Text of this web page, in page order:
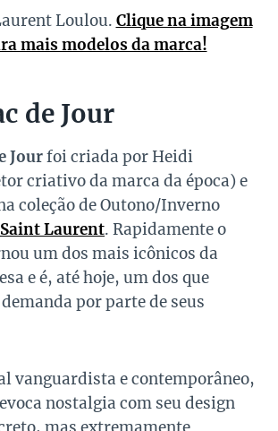
Loulou. Clique na imagem
mais modelos da marca!
de Jour
Jourfoi criada por Heidi
criativo da marca da época) e
coleção de Outono/Inverno
Saint Laurent. Rapidamente o
um dos mais icônicos da
e é, até hoje, um dos que
por parte de seus
vanguardista e contemporâneo,
nostalgia com seu design